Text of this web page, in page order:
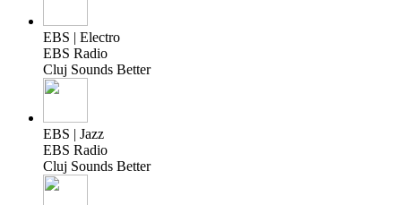
EBS | Electro
EBS Radio
Cluj Sounds Better
EBS | Jazz
EBS Radio
Cluj Sounds Better